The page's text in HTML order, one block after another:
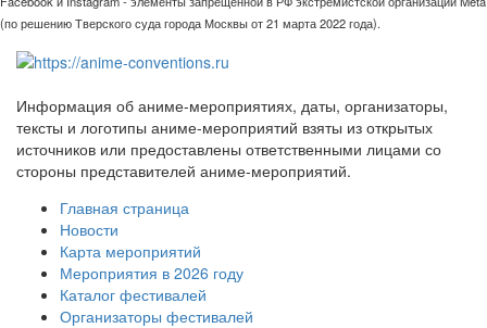
(по решению Тверского суда города Москвы от 21 марта 2022 года).
Информация об аниме-мероприятиях, даты, организаторы,
тексты и логотипы аниме-мероприятий взяты из открытых
источников или предоставлены ответственными лицами со
стороны представителей аниме-мероприятий.
Главная страница
Новости
Карта мероприятий
Мероприятия в 2026 году
Каталог фестивалей
Организаторы фестивалей